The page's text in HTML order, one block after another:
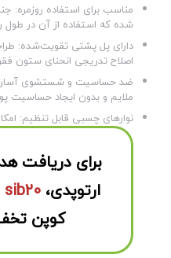
مناسب برای استفاده
شده که استفاده از آن در طول
دارای پل پشتی تقویت‌شده:
اصلاح تدریجی انحنای ستون
ضد حساسیت و شستشوی
ملایم و بدون ایجاد حساسیت
نوارهای چسبی قابل تنظیم:
برای دریافت
ارتوپدی، sib20
کوپن